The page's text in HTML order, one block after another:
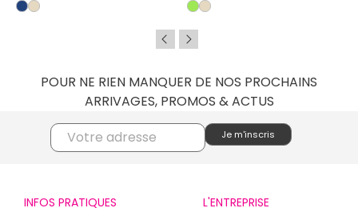
POUR NE RIEN MANQUER DE NOS PROCHAINS
ARRIVAGES, PROMOS & ACTUS
INFOS PRATIQUES L'ENTREPRISE